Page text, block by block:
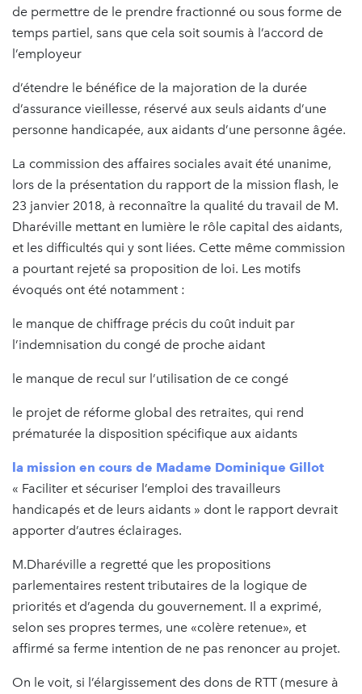
de permettre de le prendre fractionné ou sous forme de
temps partiel, sans que cela soit soumis à l’accord de
l’employeur
d’étendre le bénéfice de la majoration de la durée
d’assurance vieillesse, réservé aux seuls aidants d’une
personne handicapée, aux aidants d’une personne âgée.
La commission des affaires sociales avait été unanime,
lors de la présentation du rapport de la mission flash, le
23 janvier 2018, à reconnaître la qualité du travail de M.
Dharéville mettant en lumière le rôle capital des aidants,
et les difficultés qui y sont liées. Cette même commission
a pourtant rejeté sa proposition de loi. Les motifs
évoqués ont été notamment :
le manque de chiffrage précis du coût induit par
l’indemnisation du congé de proche aidant
le manque de recul sur l’utilisation de ce congé
le projet de réforme global des retraites, qui rend
prématurée la disposition spécifique aux aidants
la mission en cours de Madame Dominique Gillot
« Faciliter et sécuriser l’emploi des travailleurs
handicapés et de leurs aidants » dont le rapport devrait
apporter d’autres éclairages.
M.Dharéville a regretté que les propositions
parlementaires restent tributaires de la logique de
priorités et d’agenda du gouvernement. Il a exprimé,
selon ses propres termes, une «colère retenue», et
affirmé sa ferme intention de ne pas renoncer au projet.
On le voit, si l’élargissement des dons de RTT (mesure à